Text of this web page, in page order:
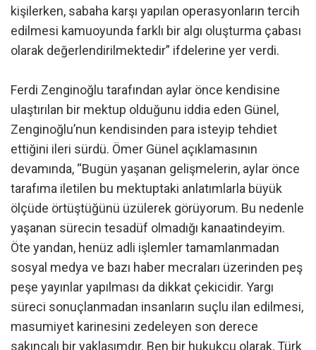
kişilerken, sabaha karşı yapılan operasyonların tercih
edilmesi kamuoyunda farklı bir algı oluşturma çabası
olarak değerlendirilmektedir” ifdelerine yer verdi.
Ferdi Zenginoğlu tarafından aylar önce kendisine
ulaştırılan bir mektup olduğunu iddia eden Günel,
Zenginoğlu’nun kendisinden para isteyip tehdiet
ettiğini ileri sürdü. Ömer Günel açıklamasının
devamında, “Bugün yaşanan gelişmelerin, aylar önce
tarafıma iletilen bu mektuptaki anlatımlarla büyük
ölçüde örtüştüğünü üzülerek görüyorum. Bu nedenle
yaşanan sürecin tesadüf olmadığı kanaatindeyim.
Öte yandan, henüz adli işlemler tamamlanmadan
sosyal medya ve bazı haber mecraları üzerinden peş
peşe yayınlar yapılması da dikkat çekicidir. Yargı
süreci sonuçlanmadan insanların suçlu ilan edilmesi,
masumiyet karinesini zedeleyen son derece
sakıncalı bir yaklaşımdır. Ben bir hukukçu olarak, Türk